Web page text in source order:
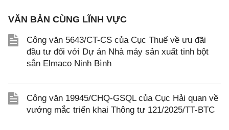
VĂN BẢN CÙNG LĨNH VỰC
Công văn 5643/CT-CS của Cục Thuế về ưu đãi
đầu tư đối với Dự án Nhà máy sản xuất tinh bột
sắn Elmaco Ninh Bình
Công văn 19945/CHQ-GSQL của Cục Hải quan về
vướng mắc triển khai Thông tư 121/2025/TT-BTC